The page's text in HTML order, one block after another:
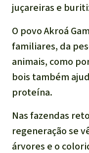
juçareiras e
O povo Akroá
familiares, da
animais, como
bois também
proteína.
Nas fazendas
regeneração se
árvores e o